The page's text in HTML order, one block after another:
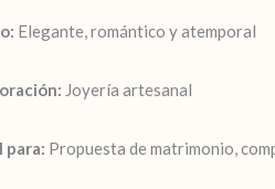
Elegante, romántico y atemporal
Joyería artesanal
para: Propuesta de matrimonio,